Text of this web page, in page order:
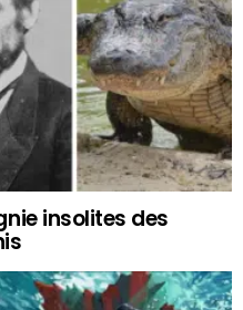
insolites des